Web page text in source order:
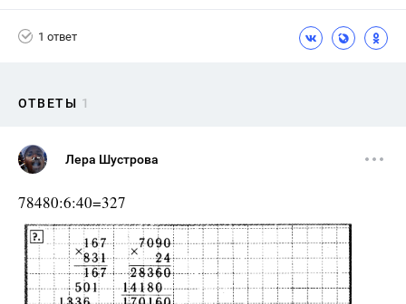
1 ответ
ОТВЕТЫ 1
Лера Шустрова
78480:6:40=327